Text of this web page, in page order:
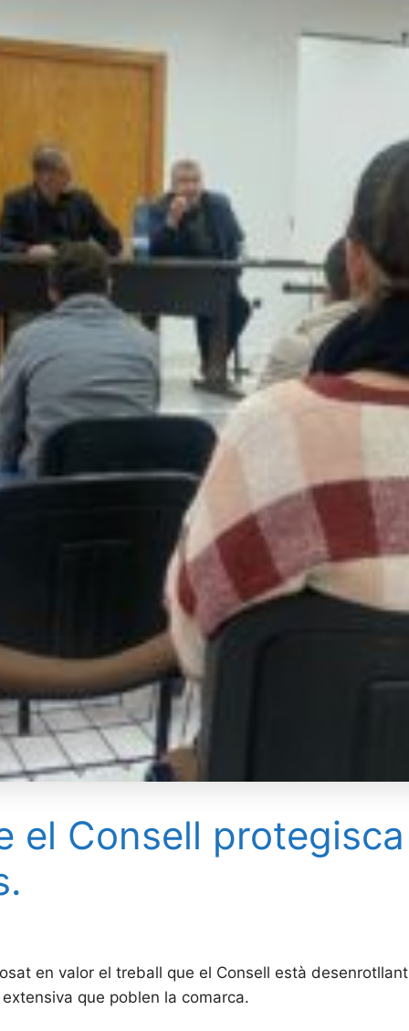
el Consell
en valor el treball que el Consell està
que poblen la comarca.